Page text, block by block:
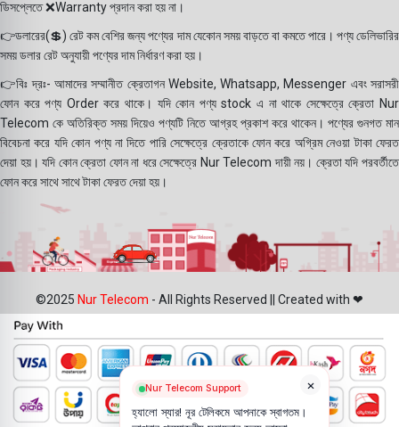
ডিসপ্লেতে ❌Warranty প্রদান করা হয় না।
👉ডলারের(💲) রেট কম বেশির জন্য পণ্যের দাম যেকোন সময় বাড়তে বা কমতে পারে। পণ্য ডেলিভারির
সময় ডলার রেট অনুযায়ী পণ্যের দাম নির্ধারণ করা হয়।
👉বিঃ দ্রঃ- আমাদের সম্মানীত ক্রেতাগন Website, Whatsapp, Messenger এবং সরাসরী
ফোন করে পণ্য Order করে থাকে। যদি কোন পণ্য stock এ না থাকে সেক্ষেত্রে ক্রেতা Nur
Telecom কে অতিরিক্ত সময় দিয়েও পণ্যটি নিতে আগ্রহ প্রকাশ করে থাকেন। পণ্যের গুনগত মান
বিবেচনা করে যদি কোন পণ্য না দিতে পারি সেক্ষেত্রে ক্রেতাকে ফোন করে অগ্রিম নেওয়া টাকা ফেরত
দেয়া হয়। যদি কোন ক্রেতা ফোন না ধরে সেক্ষেত্রে Nur Telecom দায়ী নয়। ক্রেতা যদি পরবর্তীতে
ফোন করে সাথে সাথে টাকা ফেরত দেয়া হয়।
©2025 Nur Telecom - All Rights Reserved || Created with ❤
×
Nur Telecom Support
হ্যালো স্যার! নূর টেলিকমে আপনাকে স্বাগতম।